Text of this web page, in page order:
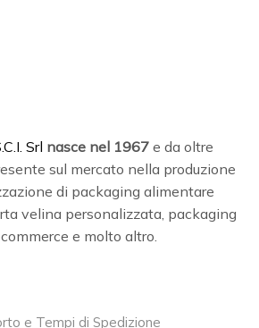
Srl nasce nel 1967e da oltre
sul mercato nella produzione
di packaging alimentare
velina personalizzata, packaging
e molto altro.
e Tempi di Spedizione